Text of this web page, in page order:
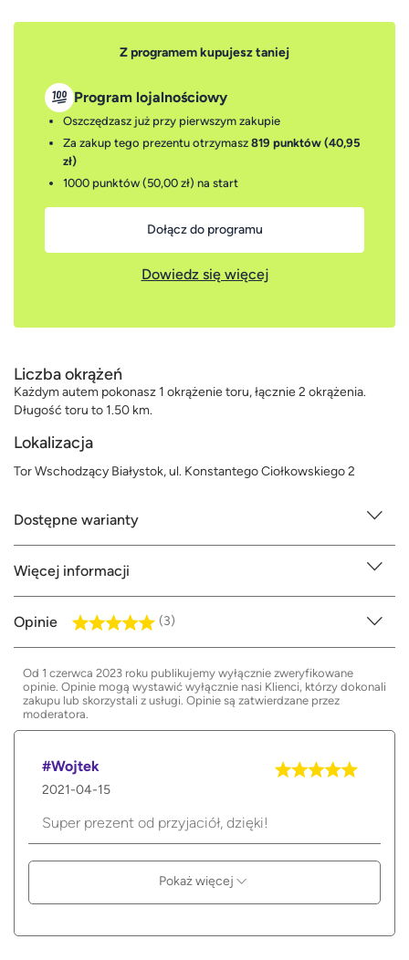
Z programem kupujesz taniej
Program lojalnościowy
Oszczędzasz już przy pierwszym zakupie
Za zakup tego prezentu otrzymasz 819 punktów (40,95
zł)
1000 punktów (50,00 zł) na start
Dołącz do programu
Dowiedz się więcej
Liczba okrążeń
Każdym autem pokonasz 1 okrążenie toru, łącznie 2 okrążenia.
Długość toru to 1.50 km.
Lokalizacja
Tor Wschodzący Białystok, ul. Konstantego Ciołkowskiego 2
Dostępne warianty
Więcej informacji
Opinie (3)
Od 1 czerwca 2023 roku publikujemy wyłącznie zweryfikowane
opinie. Opinie mogą wystawić wyłącznie nasi Klienci, którzy dokonali
zakupu lub skorzystali z usługi. Opinie są zatwierdzane przez
moderatora.
#Wojtek
2021-04-15
Super prezent od przyjaciół, dzięki!
Pokaż więcej